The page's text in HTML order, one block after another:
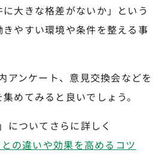
大きな格差がないか」という
やすい環境や条件を整える事
アンケート、意見交換会などを
めてみると良いでしょう。
ついてさらに詳しく
の違いや効果を高めるコツ